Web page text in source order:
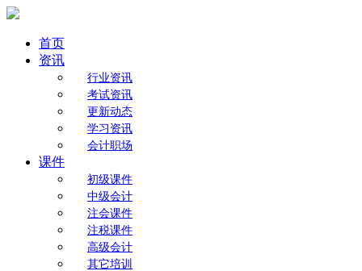
首页
资讯
行业资讯
考试资讯
更新动态
学习资讯
会计职场
课件
初级课件
中级会计
注会课件
注税课件
高级会计
其它培训